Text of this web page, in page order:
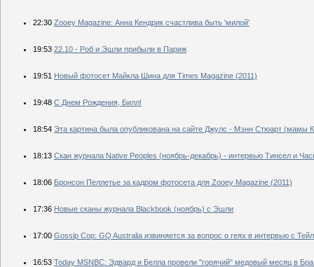
22:30 Zooey Magazine: Анна Кендрик счастлива быть 'милой'
19:53 22.10 - Роб и Эшли прибыли в Париж
19:51 Новый фотосет Майкла Шина для Times Magazine (2011)
19:48 С Днем Рождения, Билл!
18:54 Эта картина была опубликована на сайте Джулс - Мэнн Стюарт (мамы
18:13 Скан журнала Native Peoples (ноябрь-декабрь) - интервью Тинсел и
18:06 Бронсон Пеллетье за кадром фотосета для Zooey Magazine (2011)
17:36 Новые сканы журнала Blackbook (ноябрь) с Эшли
17:00 Gossip Cop: GQ Australia извиняется за вопрос о геях в интервью с
16:53 Today MSNBC: Эдвард и Белла провели "горячий" медовый месяц в